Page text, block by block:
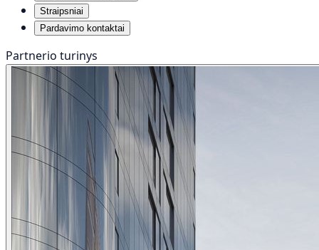
Straipsniai
Pardavimo kontaktai
Partnerio turinys